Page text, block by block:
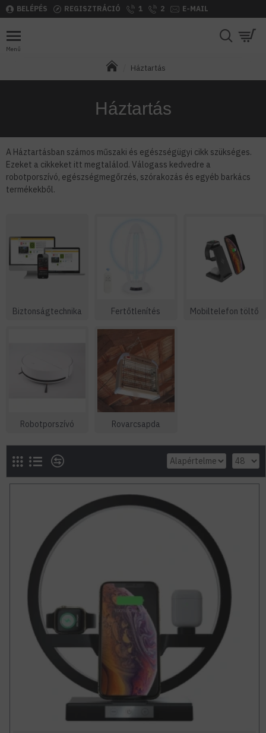
BELÉPÉS REGISZTRÁCIÓ 1 2 E-MAIL
Háztartás
Háztartás
A Háztartásban számos műszaki és egészségügyi cikk szükséges.
Ezeket a cikkeket itt megtalálod. Válogass kedvedre a
robotporszívó, egészségmegőrzés, szórakozás és egyéb barkács
termékekből.
Biztonságtechnika Fertőtlenítés Mobiltelefon töltő
Robotporszívó Rovarcsapda